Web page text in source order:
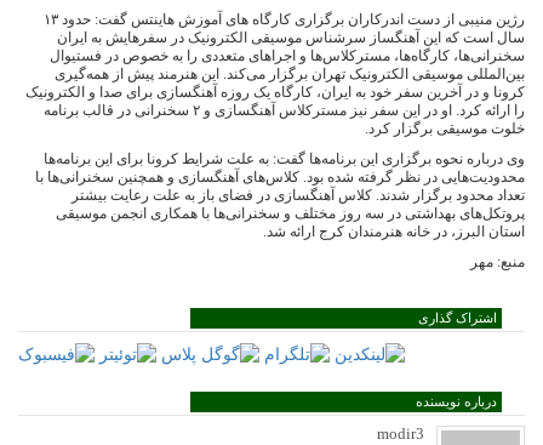
رژین منیبی از دست اندرکاران برگزاری کارگاه های آموزش هاینتس گفت: حدود ۱۳
سال است که این آهنگساز سرشناس موسیقی الکترونیک در سفرهایش به ایران
سخنرانی‌ها، کارگاه‌ها، مسترکلاس‌ها و اجراهای متعددی را به خصوص در فستیوال
بین‌المللی موسیقی الکترونیک تهران برگزار می‌کند. این هنرمند پیش از همه‌گیری
کرونا و در آخرین سفر خود به ایران، کارگاه یک روزه آهنگسازی برای صدا و الکترونیک
را ارائه کرد. او در این سفر نیز مسترکلاس آهنگسازی و ۲ سخنرانی در قالب برنامه‌
خلوت موسیقی برگزار کرد.
وی درباره‌ نحوه برگزاری این برنامه‌ها گفت: به علت شرایط کرونا برای این برنامه‌ها
محدودیت‌هایی در نظر گرفته شده بود. کلاس‌های آهنگسازی و همچنین سخنرانی‌ها با
تعداد محدود برگزار شدند. کلاس آهنگسازی در فضای باز به علت رعایت بیشتر
پروتکل‌های بهداشتی در سه روز مختلف و سخنرانی‌ها با همکاری انجمن موسیقی
استان البرز، در خانه‌ هنرمندان کرج ارائه شد.
منبع: مهر
اشتراک گذاری
درباره نویسنده
modir3